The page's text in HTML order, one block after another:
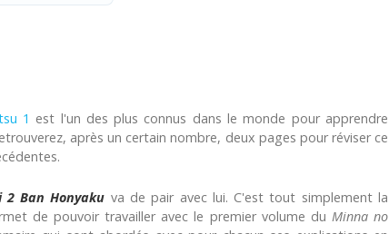
1 est l'un des plus connus dans le monde pour apprendre
après un certain nombre, deux pages pour réviser ce
2 Ban Honyaku va de pair avec lui. C'est tout simplement la
de pouvoir travailler avec le premier volume du Minna no